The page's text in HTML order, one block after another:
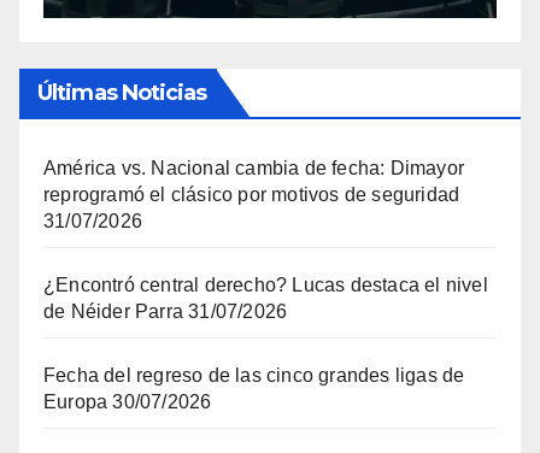
Últimas Noticias
América vs. Nacional cambia de fecha: Dimayor
reprogramó el clásico por motivos de seguridad
31/07/2026
¿Encontró central derecho? Lucas destaca el nivel
de Néider Parra 31/07/2026
Fecha del regreso de las cinco grandes ligas de
Europa 30/07/2026